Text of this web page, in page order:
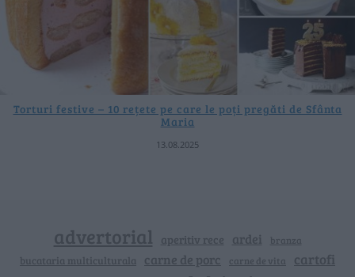
Torturi festive – 10 rețete pe care le poți pregăti de Sfânta
Maria
13.08.2025
advertorial aperitiv rece ardei branza
bucataria multiculturala carne de porc carne de vita cartofi